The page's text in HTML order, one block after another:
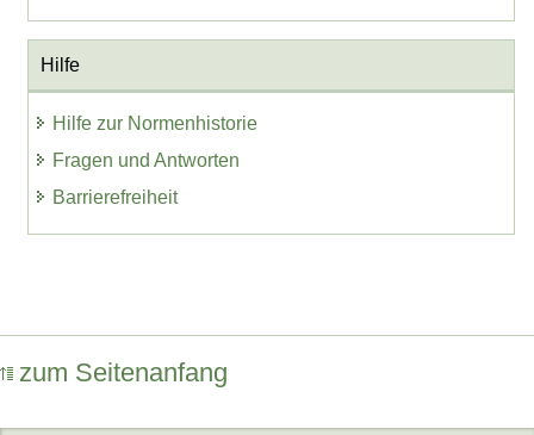
Hilfe
Hilfe zur Normenhistorie
Fragen und Antworten
Barrierefreiheit
zum Seitenanfang